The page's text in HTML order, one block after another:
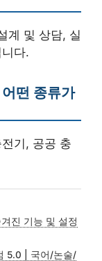
계 및 상담, 실
다.
떤 종류가
기, 공공 충
진 기능 및 설정
5.0 | 국어/논술/